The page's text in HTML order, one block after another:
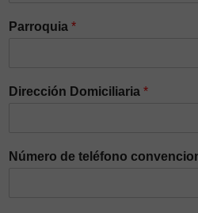
Parroquia *
Dirección Domiciliaria *
Número de teléfono